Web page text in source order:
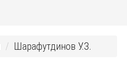
Шарафутдинов У.З.